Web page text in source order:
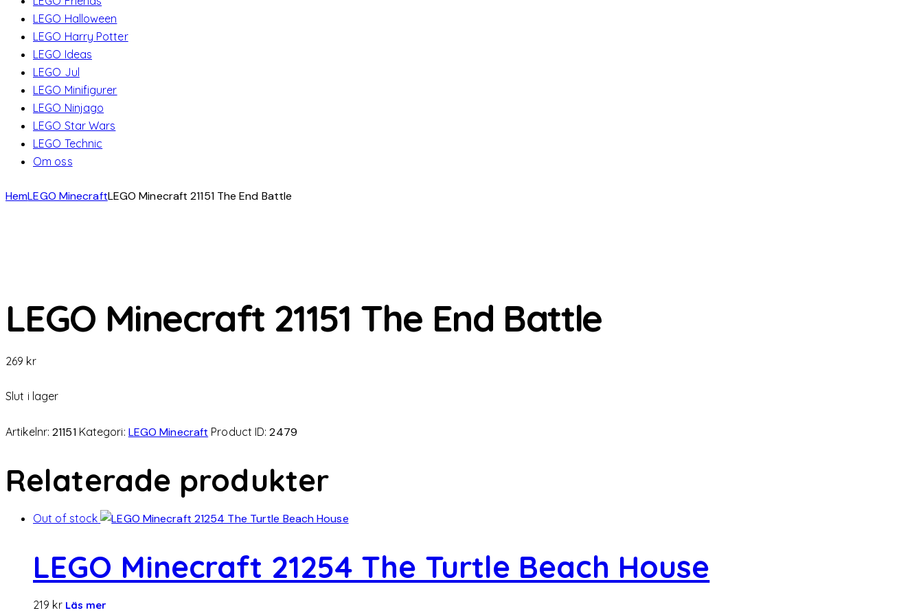
LEGO Halloween
LEGO Harry Potter
LEGO Ideas
LEGO Jul
LEGO Minifigurer
LEGO Ninjago
LEGO Star Wars
LEGO Technic
Om oss
HemLEGO MinecraftLEGO Minecraft 21151 The End Battle
LEGO Minecraft 21151 The End Battle
269 kr
Slut i lager
Artikelnr:21151 Kategori: LEGO Minecraft Product ID:2479
Relaterade produkter
Out of stock
LEGO Minecraft 21254 The Turtle Beach House
219 kr Läs mer